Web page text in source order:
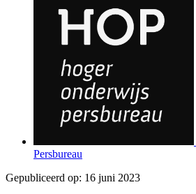
Persbureau
Gepubliceerd op: 16 juni 2023